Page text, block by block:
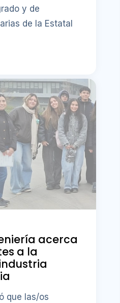
y de
de la Estatal
acerca
a la
que las/os